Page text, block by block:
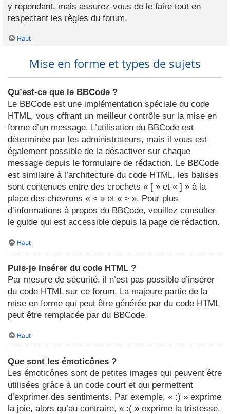
y répondant, mais assurez-vous de le faire tout en
respectant les règles du forum.
Haut
Mise en forme et types de sujets
Qu’est-ce que le BBCode ?
Le BBCode est une implémentation spéciale du code
HTML, vous offrant un meilleur contrôle sur la mise en
forme d’un message. L’utilisation du BBCode est
déterminée par les administrateurs, mais il vous est
également possible de la désactiver sur chaque
message depuis le formulaire de rédaction. Le BBCode
est similaire à l’architecture du code HTML, les balises
sont contenues entre des crochets « [ » et « ] » à la
place des chevrons « < » et « > ». Pour plus
d’informations à propos du BBCode, veuillez consulter
le guide qui est accessible depuis la page de rédaction.
Haut
Puis-je insérer du code HTML ?
Par mesure de sécurité, il n’est pas possible d’insérer
du code HTML sur ce forum. La majeure partie de la
mise en forme qui peut être générée par du code HTML
peut être remplacée par du BBCode.
Haut
Que sont les émoticônes ?
Les émoticônes sont de petites images qui peuvent être
utilisées grâce à un code court et qui permettent
d’exprimer des sentiments. Par exemple, « :) » exprime
la joie, alors qu’au contraire, « :( » exprime la tristesse.